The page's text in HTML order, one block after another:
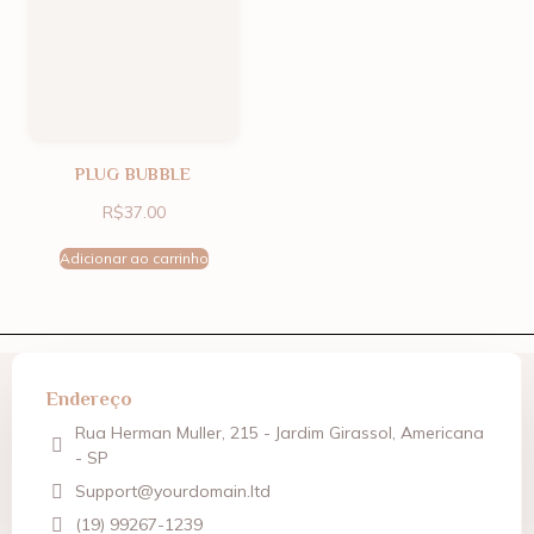
PLUG BUBBLE
R$37.00
Adicionar ao carrinho
Endereço
Rua Herman Muller, 215 - Jardim Girassol, Americana
- SP
Support@yourdomain.ltd
(19) 99267-1239